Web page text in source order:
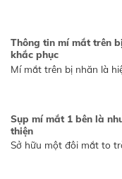
Thông tin mí mắt trên
khắc phục
Mí mắt trên bị nhăn là
Sụp mí mắt 1 bên là
thiện
Sở hữu một đôi mắt to